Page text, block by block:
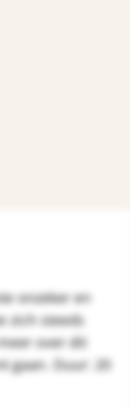
onzeker en
zich steeds
over dit
gaan. Duur: 20